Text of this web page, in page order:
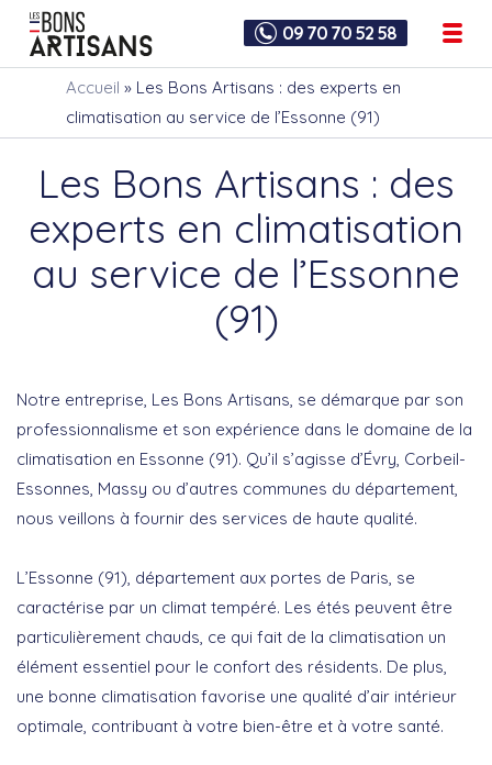
09 70 70 52 58
Accueil » Les Bons Artisans : des experts en
climatisation au service de l’Essonne (91)
Les Bons Artisans : des
experts en climatisation
au service de l’Essonne
(91)
Notre entreprise, Les Bons Artisans, se démarque par son
professionnalisme et son expérience dans le domaine de la
climatisation en Essonne (91). Qu’il s’agisse d’Évry, Corbeil-
Essonnes, Massy ou d’autres communes du département,
nous veillons à fournir des services de haute qualité.
L’Essonne (91), département aux portes de Paris, se
caractérise par un climat tempéré. Les étés peuvent être
particulièrement chauds, ce qui fait de la climatisation un
élément essentiel pour le confort des résidents. De plus,
une bonne climatisation favorise une qualité d’air intérieur
optimale, contribuant à votre bien-être et à votre santé.